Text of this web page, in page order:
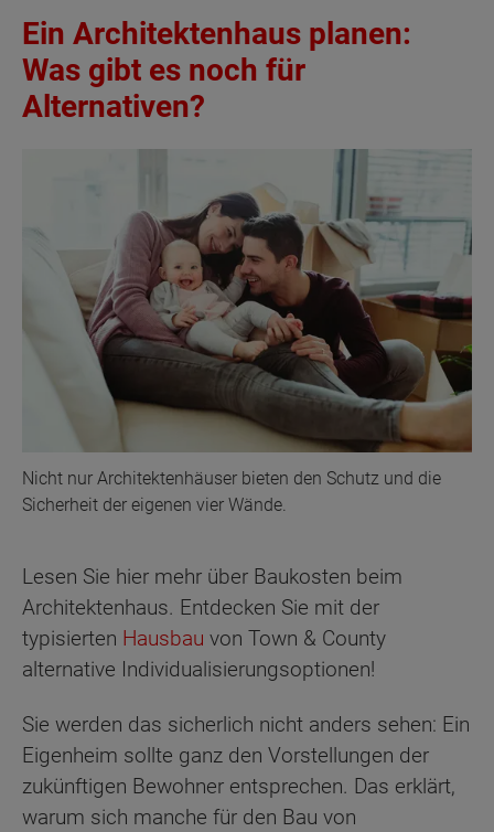
Ein Architektenhaus planen:
Was gibt es noch für
Alternativen?
Nicht nur Architektenhäuser bieten den Schutz und die
Sicherheit der eigenen vier Wände.
Lesen Sie hier mehr über Baukosten beim
Architektenhaus. Entdecken Sie mit der
typisierten Hausbau von Town & County
alternative Individualisierungsoptionen!
Sie werden das sicherlich nicht anders sehen: Ein
Eigenheim sollte ganz den Vorstellungen der
zukünftigen Bewohner entsprechen. Das erklärt,
warum sich manche für den Bau von